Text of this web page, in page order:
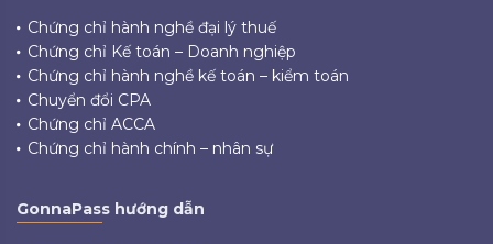
Chứng chỉ hành nghề đại lý thuế
Chứng chỉ Kế toán – Doanh nghiệp
Chứng chỉ hành nghề kế toán – kiểm toán
Chuyển đổi CPA
Chứng chỉ ACCA
Chứng chỉ hành chính – nhân sự
GonnaPass hướng dẫn